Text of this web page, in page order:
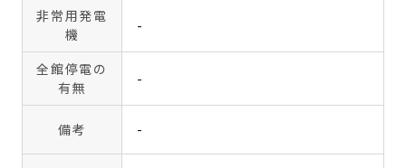
非常用発電
機
-
全館停電の
有無
-
備考 -